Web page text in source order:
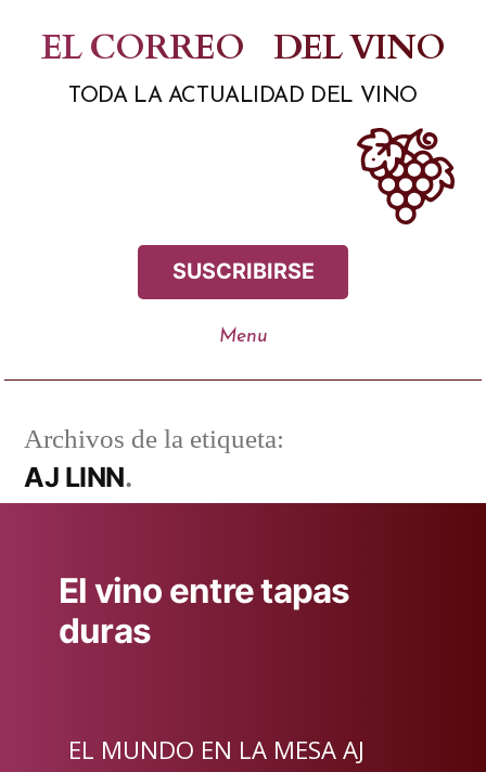
contenido
EL CORREO DEL VINO
TODA LA ACTUALIDAD DEL VINO
SUSCRIBIRSE
Archivos de la etiqueta:
AJ LINN
El vino entre tapas
duras
EL MUNDO EN LA MESA AJ